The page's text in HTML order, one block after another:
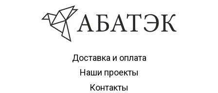
Доставка и оплата
Наши проекты
Контакты